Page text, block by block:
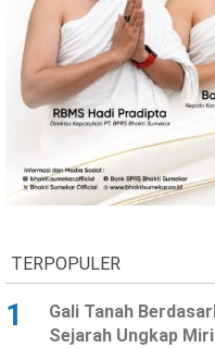
All
Right
Reserve
TERPOPULER
1
Gali Tanah
Sejarah Ungkap